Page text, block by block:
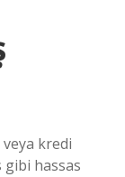
veya kredi
hassas